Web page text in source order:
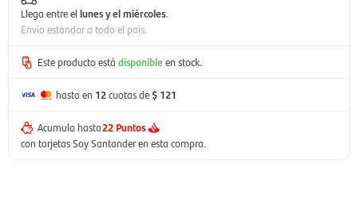
Llega entre el lunes y el miércoles.
Envío estándar a todo el país.
Este producto está disponible en stock.
hasta en 12cuotas de$ 121
Acumula hasta22 Puntos
con tarjetas Soy Santander en esta compra.